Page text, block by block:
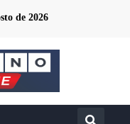
de 2026